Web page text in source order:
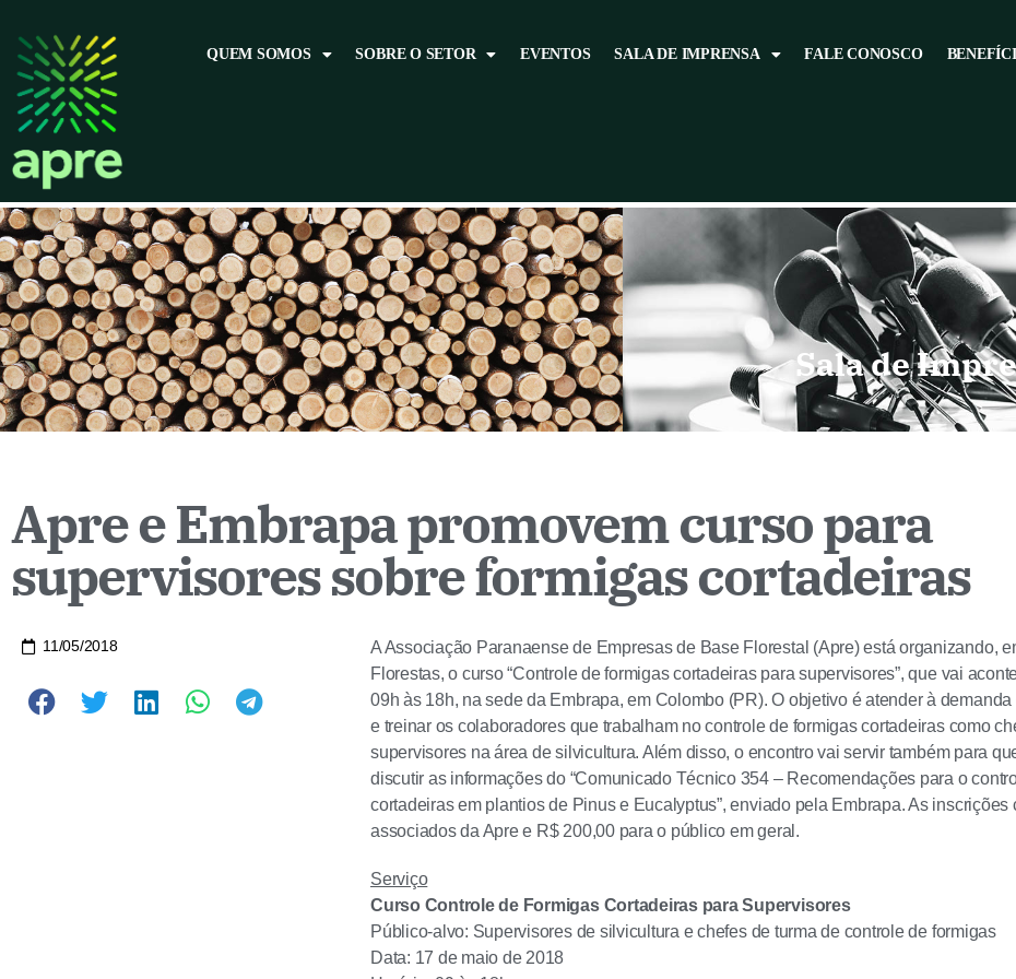
QUEM SOMOS SOBRE O SETOR EVENTOS SALA DE IMPRENSA FALE CONOSCO
Sala de
Apre e Embrapa promovem curso para
supervisores sobre formigas cortadeiras
11/05/2018
A Associação Paranaense de Empresas de Base Florestal (Apre) está organizando,
Florestas, o curso “Controle de formigas cortadeiras para supervisores”, que vai
09h às 18h, na sede da Embrapa, em Colombo (PR). O objetivo é atender à
e treinar os colaboradores que trabalham no controle de formigas cortadeiras como
supervisores na área de silvicultura. Além disso, o encontro vai servir também para
discutir as informações do “Comunicado Técnico 354 – Recomendações para o
cortadeiras em plantios de Pinus e Eucalyptus”, enviado pela Embrapa. As inscrições
associados da Apre e R$ 200,00 para o público em geral.
Serviço
Curso Controle de Formigas Cortadeiras para Supervisores
Público-alvo: Supervisores de silvicultura e chefes de turma de controle de formigas
Data: 17 de maio de 2018